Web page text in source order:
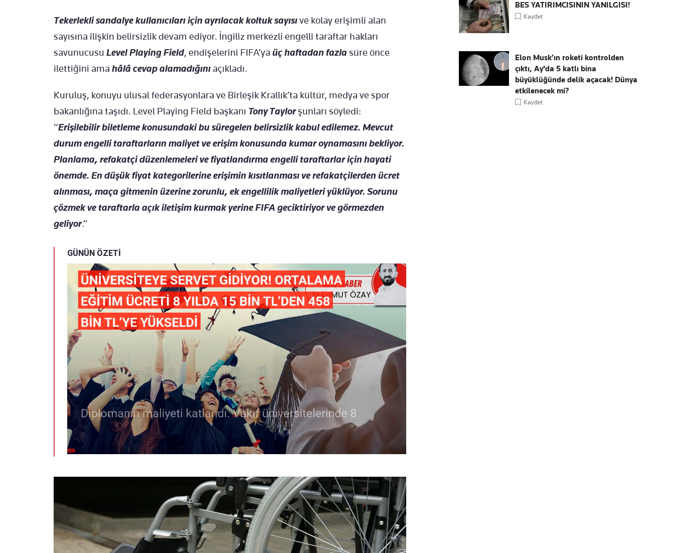
Tekerlekli sandalye kullanıcıları için ayrılacak koltuk sayısıve kolay erişimli alan
sayısına ilişkin belirsizlik devam ediyor. İngiliz merkezli engelli taraftar hakları
savunucusu Level Playing Field, endişelerini FIFA’ya üç haftadan fazlasüre önce
ilettiğini ama hâlâ cevap alamadığını açıkladı.
Kuruluş, konuyu ulusal federasyonlara ve Birleşik Krallık’ta kültür, medya ve spor
bakanlığına taşıdı. Level Playing Field başkanı Tony Taylorşunları söyledi:
“Erişilebilir biletleme konusundaki bu süregelen belirsizlik kabul edilemez. Mevcut
durum engelli taraftarların maliyet ve erişim konusunda kumar oynamasını bekliyor.
Planlama, refakatçi düzenlemeleri ve fiyatlandırma engelli taraftarlar için hayati
önemde. En düşük fiyat kategorilerine erişimin kısıtlanması ve refakatçilerden ücret
alınması, maça gitmenin üzerine zorunlu, ek engellilik maliyetleri yüklüyor. Sorunu
çözmek ve taraftarla açık iletişim kurmak yerine FIFA geciktiriyor ve görmezden
geliyor.”
GÜNÜN ÖZETİ
BES YATIRIMCISININ YANILGISI!
Kaydet
Elon Musk’ın roketi kontrolden
çıktı, Ay'da 5 katlı bina
büyüklüğünde delik açacak! Dünya
etkilenecek mi?
Kaydet